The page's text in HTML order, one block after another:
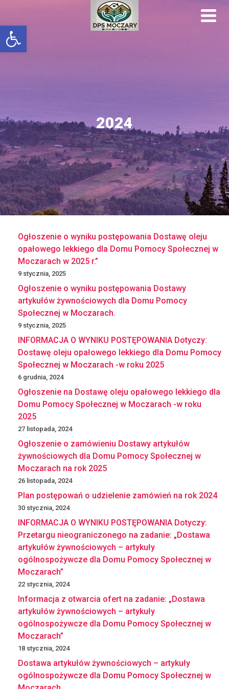
Otwórz pasek narzędzi
2024
Ogłoszenie o wyniku postępowania Dostawę oleju
opałowego lekkiego dla Domu Pomocy Społecznej w
Moczarach w 2025 r.”
9 stycznia, 2025
Ogłoszenie o wyniku postępowania Dostawy
artykułów żywnościowych dla Domu Pomocy
Społecznej w Moczarach.
9 stycznia, 2025
INFORMACJA O WYNIKU POSTĘPOWANIA Dotyczy:
Dostawę oleju opałowego lekkiego dla Domu Pomocy
Społecznej w Moczarach -w roku 2025
6 grudnia, 2024
Ogłoszenie na Dostawę oleju opałowego lekkiego dla
Domu Pomocy Społecznej w Moczarach -w roku
2025
27 listopada, 2024
Ogłoszenie o zamówieniu Dostawy artykułów
żywnościowych dla Domu Pomocy Społecznej w
Moczarach na rok 2025
26 listopada, 2024
Plan postępowań o udzielenie zamówień na rok 2024
30 stycznia, 2024
INFORMACJA O WYNIKU POSTĘPOWANIA Dotyczy:
Przetargu nieograniczonego na zadanie: „Dostawa
artykułów żywnościowych – artykuły
ogólnospożywcze dla Domu Pomocy Społecznej w
Moczarach”
22 stycznia, 2024
Informacja z otwarcia ofert na zadanie: „Dostawa
artykułów żywnościowych – artykuły
ogólnospożywcze dla Domu Pomocy Społecznej w
Moczarach”
18 stycznia, 2024
Dostawa artykułów żywnościowych – artykuły
ogólnospożywcze dla Domu Pomocy Społecznej w